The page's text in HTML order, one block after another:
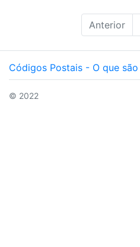
Anterior
Códigos Postais - O que são
© 2022